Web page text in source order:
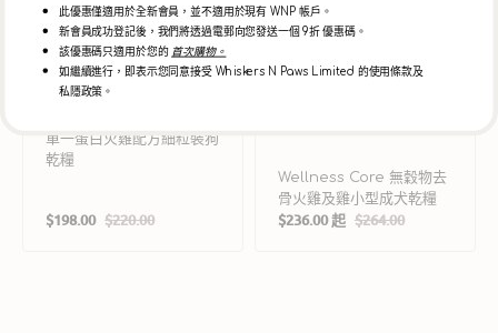
單一蛋白火雞配方細粒裝狗
乾糧
售
$198.00 定
$220.00
犬
乾
Wellness Core 無穀物去
骨火雞及雞小型成犬乾糧
售
$236.00 起 定
$264.00
此優惠僅適用於全新會員，並不適用於現有 WNP 帳戶。
新會員成功登記後，我們將透過電郵向您發送一個 9折 優惠碼。
該優惠碼只適用於您的 首次購物。
如繼續進行，即表示您同意接受 Whiskers N Paws Limited 的使用條款及
私隱政策。